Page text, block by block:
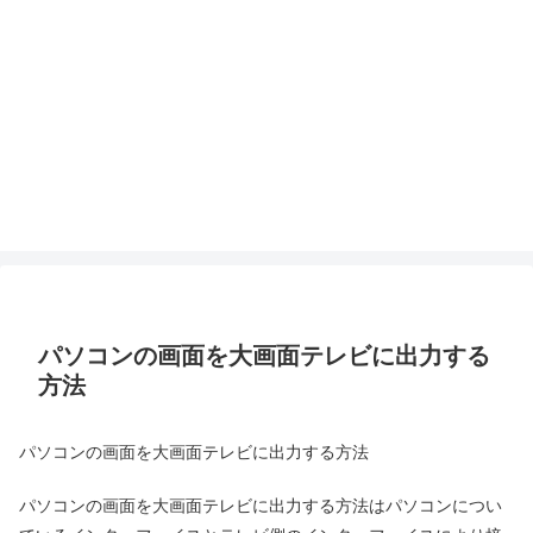
パソコンの画面を大画面テレビに出力する
方法
パソコンの画面を大画面テレビに出力する方法
パソコンの画面を大画面テレビに出力する方法はパソコンについ